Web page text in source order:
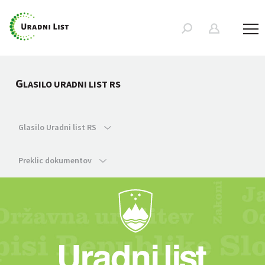
GLASILO URADNI LIST RS
Glasilo Uradni list RS
Preklic dokumentov